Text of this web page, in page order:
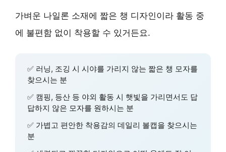
가벼운 나일론 소재에 짧은 챙 디자인이라 활동 중
에 불편함 없이 착용할 수 있거든요.
✅ 러닝, 조깅 시 시야를 가리지 않는 짧은 챙 모자를
찾으시는 분
✅ 캠핑, 등산 등 야외 활동 시 햇빛을 가리면서도 답
답하지 않은 모자를 원하시는 분
✅ 가볍고 편안한 착용감의 데일리 볼캡을 찾으시는
분